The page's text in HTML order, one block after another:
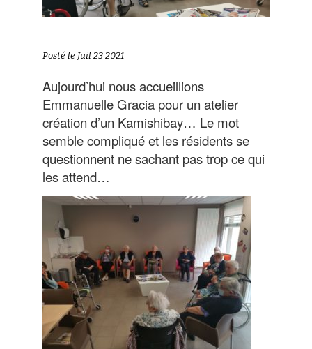
Posté le Juil 23 2021
Aujourd’hui nous accueillions
Emmanuelle Gracia pour un atelier
création d’un Kamishibay… Le mot
semble compliqué et les résidents se
questionnent ne sachant pas trop ce qui
les attend…